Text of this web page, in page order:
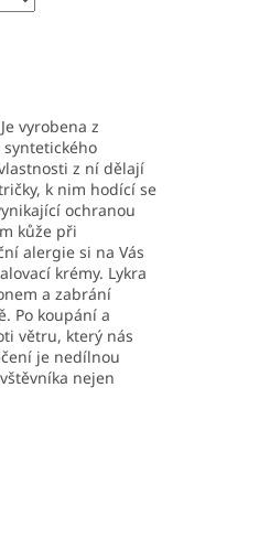
vyrobena z
z ní dělají
k nim hodící se
ochranou
kůže při
alergie si na Vás
krémy. Lykra
a zabrání
Po koupání a
větru, který nás
je nedílnou
nejen